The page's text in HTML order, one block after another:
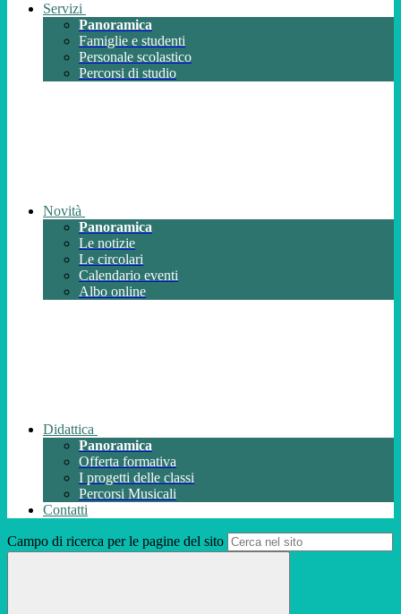
Servizi
Panoramica
Famiglie e studenti
Personale scolastico
Percorsi di studio
Novità
Panoramica
Le notizie
Le circolari
Calendario eventi
Albo online
Didattica
Panoramica
Offerta formativa
I progetti delle classi
Percorsi Musicali
Contatti
Campo di ricerca per le pagine del sito